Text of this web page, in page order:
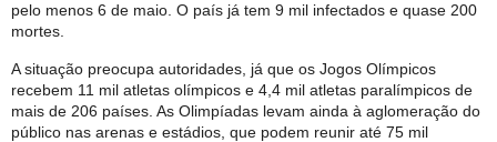
pelo menos 6 de maio. O país já tem 9 mil infectados e quase 200
mortes.
A situação preocupa autoridades, já que os Jogos Olímpicos
recebem 11 mil atletas olímpicos e 4,4 mil atletas paralímpicos de
mais de 206 países. As Olimpíadas levam ainda à aglomeração do
público nas arenas e estádios, que podem reunir até 75 mil